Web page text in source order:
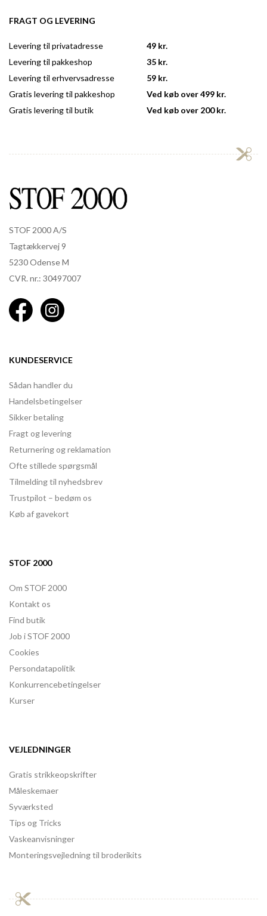
FRAGT OG LEVERING
Levering til privatadresse
Levering til pakkeshop
Levering til erhvervsadresse
Gratis levering til pakkeshop
Gratis levering til butik
49 kr.
35 kr.
59 kr.
Ved køb over 499 kr.
Ved køb over 200 kr.
STOF 2000 A/S
Tagtækkervej 9
5230 Odense M
CVR. nr.: 30497007
KUNDESERVICE
Sådan handler du
Handelsbetingelser
Sikker betaling
Fragt og levering
Returnering og reklamation
Ofte stillede spørgsmål
Tilmelding til nyhedsbrev
Trustpilot – bedøm os
Køb af gavekort
STOF 2000
Om STOF 2000
Kontakt os
Find butik
Job i STOF 2000
Cookies
Persondatapolitik
Konkurrencebetingelser
Kurser
VEJLEDNINGER
Gratis strikkeopskrifter
Måleskemaer
Syværksted
Tips og Tricks
Vaskeanvisninger
Monteringsvejledning til broderikits